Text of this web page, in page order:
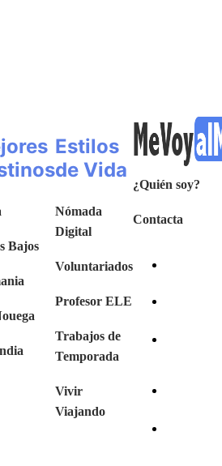
Bajos
Estilos
de Vida
Nómada
Digital
Voluntariados
Profesor ELE
Trabajos de
Temporada
Vivir
Viajando
¿Quién soy?
Contacta